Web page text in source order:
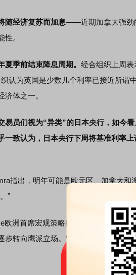
随经济复苏而加息——近期加拿大强劲
。
季前结束降息周期。 经合组织上周表
织认为英国是少数几个利率已接近所
体之一。
易员们视为“异类”的日本央行，如今
致认为，日本央行下周将基准利率上
指出，明年可能是欧元区、加拿大和
”
首席宏观策略师 Tomasz Wieladek
步转向鹰派立场。”